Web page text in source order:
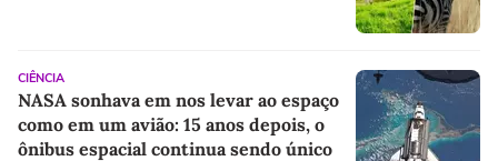
CIÊNCIA
NASA sonhava em nos levar ao espaço
como em um avião: 15 anos depois, o
ônibus espacial continua sendo único